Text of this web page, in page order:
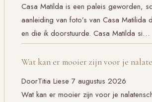
Casa Matilda is een paleis geworden,
aanleiding van foto’s van Casa Matilida
en die ik doorstuurde. Casa Matilda si…
Wat kan er mooier zijn voor je
DoorTitia Liese 7 augustus 2026
Wat kan er mooier zijn voor je